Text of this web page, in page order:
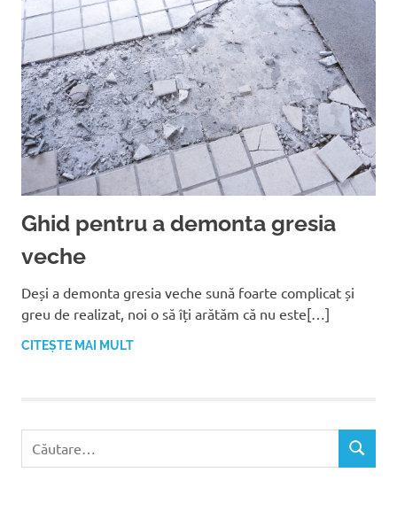
Ghid pentru a demonta gresia
veche
Deși a demonta gresia veche sună foarte complicat și
greu de realizat, noi o să îți arătăm că nu este[…]
CITEȘTE MAI MULT
C